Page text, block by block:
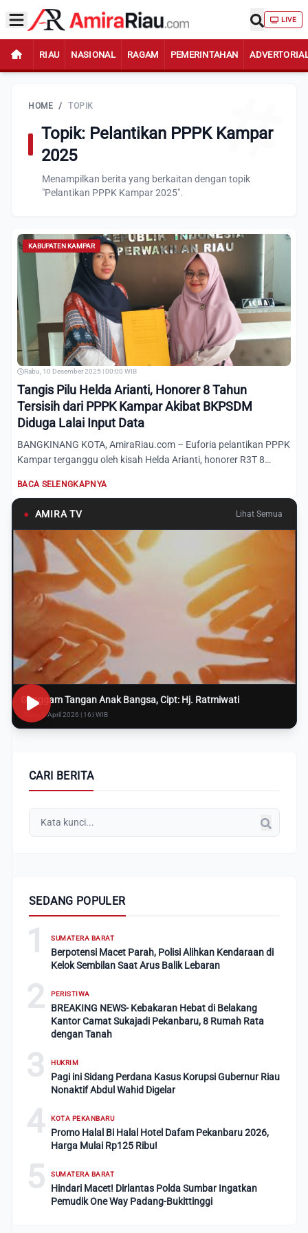
LIVE
RIAU NASIONAL RAGAM PEMERINTAHAN
HOME / TOPIK
Topik: Pelantikan PPPK Kampar
2025
Menampilkan berita yang berkaitan dengan topik
"Pelantikan PPPK Kampar 2025".
KABUPATEN KAMPAR
Rabu, 10 Desember 2025 | 00:00 WIB
Tangis Pilu Helda Arianti, Honorer 8 Tahun
Tersisih dari PPPK Kampar Akibat BKPSDM
Diduga Lalai Input Data
BANGKINANG KOTA, AmiraRiau.com – Euforia pelantikan PPPK
Kampar terganggu oleh kisah Helda Arianti, honorer R3T 8
BACA SELENGKAPNYA
● AMIRA TV Lihat Semua
Genggam Tangan Anak Bangsa, Cipt: Hj. Ratmiwati
Rabu, 8 April 2026 | 16:i WIB
CARI BERITA
SEDANG POPULER
1 SUMATERA BARAT
Berpotensi Macet Parah, Polisi Alihkan Kendaraan di
Kelok Sembilan Saat Arus Balik Lebaran
2 PERISTIWA
BREAKING NEWS- Kebakaran Hebat di Belakang
Kantor Camat Sukajadi Pekanbaru, 8 Rumah Rata
dengan Tanah
3 HUKRIM
Pagi ini Sidang Perdana Kasus Korupsi Gubernur Riau
Nonaktif Abdul Wahid Digelar
4 KOTA PEKANBARU
Promo Halal Bi Halal Hotel Dafam Pekanbaru 2026,
Harga Mulai Rp125 Ribu!
5 SUMATERA BARAT
Hindari Macet! Dirlantas Polda Sumbar Ingatkan
Pemudik One Way Padang-Bukittinggi